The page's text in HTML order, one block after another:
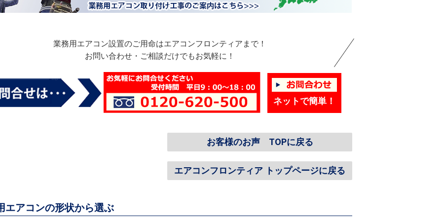
業務用エアコン設置のご用命はエアコンフロンティアまで！
お問い合わせ・ご相談だけでもお気軽に！
ネットで簡単！
お客様のお声 TOPに戻る
エアコンフロンティア トップページに戻る
エアコンの形状から選ぶ